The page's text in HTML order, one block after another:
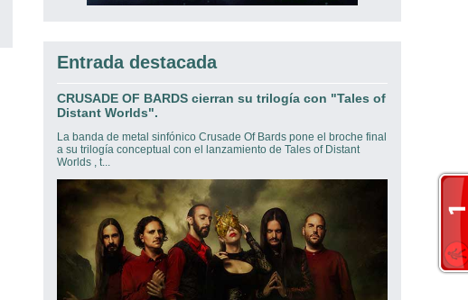
Entrada destacada
CRUSADE OF BARDS cierran su trilogía con "Tales of
Distant Worlds".
La banda de metal sinfónico Crusade Of Bards pone el broche final
a su trilogía conceptual con el lanzamiento de Tales of Distant
Worlds , t...